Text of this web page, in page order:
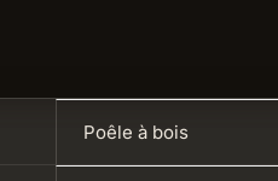
Poêle à bois